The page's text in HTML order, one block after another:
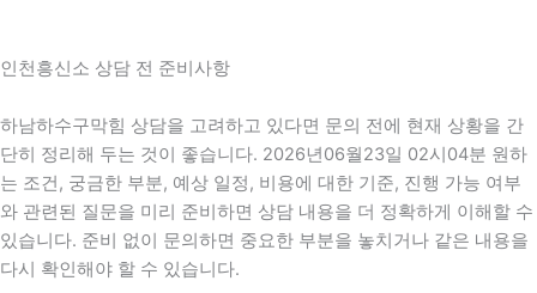
인천흥신소 상담 전 준비사항
하남하수구막힘 상담을 고려하고 있다면 문의 전에 현재 상황을 간
단히 정리해 두는 것이 좋습니다. 2026년06월23일 02시04분 원하
는 조건, 궁금한 부분, 예상 일정, 비용에 대한 기준, 진행 가능 여부
와 관련된 질문을 미리 준비하면 상담 내용을 더 정확하게 이해할 수
있습니다. 준비 없이 문의하면 중요한 부분을 놓치거나 같은 내용을
다시 확인해야 할 수 있습니다.